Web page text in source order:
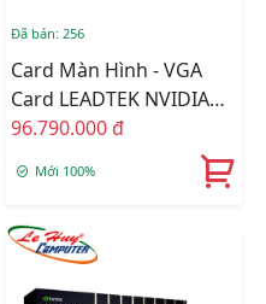
Đã bán: 256
Card Màn Hình - VGA
Card LEADTEK NVIDIA
Quadro RTX A5500 24GB
96.790.000 đ
Mới 100%